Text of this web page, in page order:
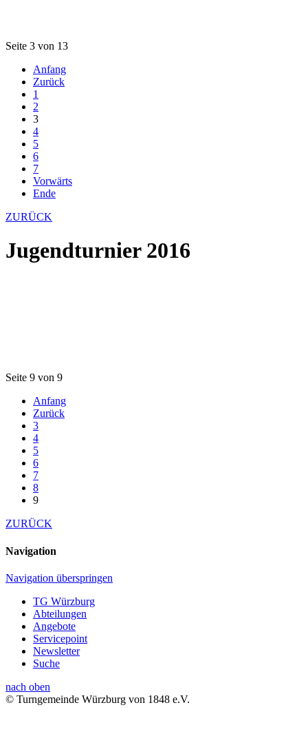
Seite 3 von 13
Anfang
Zurück
1
2
3
4
5
6
7
Vorwärts
Ende
ZURÜCK
Jugendturnier 2016
Seite 9 von 9
Anfang
Zurück
3
4
5
6
7
8
9
ZURÜCK
Navigation
Navigation überspringen
TG Würzburg
Abteilungen
Angebote
Servicepoint
Newsletter
Suche
nach oben
© Turngemeinde Würzburg von 1848 e.V.